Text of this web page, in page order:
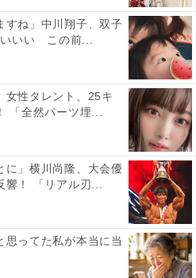
すね」中川翔子、双子
いいい この前...
女性タレント、25キ
「全然パーツ埋...
に」横川尚隆、大会優
響！ 「リアル刃...
思ってた私が本当に当